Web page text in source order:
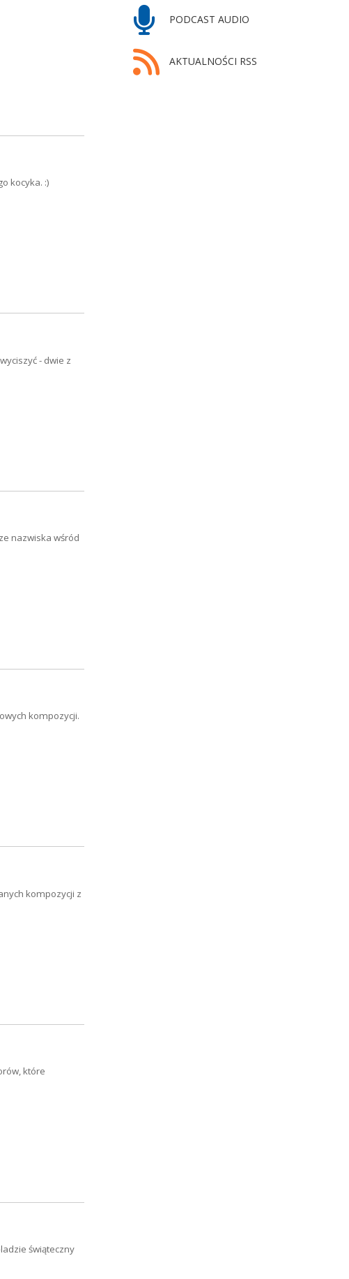
PODCAST AUDIO
AKTUALNOŚCI RSS
kocyka. :)
- dwie z
nazwiska wśród
kompozycji.
kompozycji z
które
świąteczny